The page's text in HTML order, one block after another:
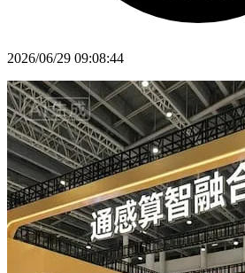
2026/06/29 09:08:44